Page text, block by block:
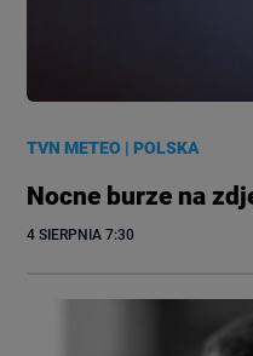
TVN METEO |POLSKA
Nocne burze na
4 SIERPNIA 7:30